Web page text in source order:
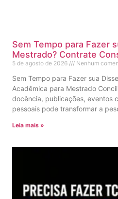
Sem Tempo para Fazer
Mestrado? Contrate
5 de agosto de 2026 Nenhum
Sem Tempo para Fazer sua
Acadêmica para Mestrado
docência, publicações, eventos
pessoais pode transformar a
Leia mais »